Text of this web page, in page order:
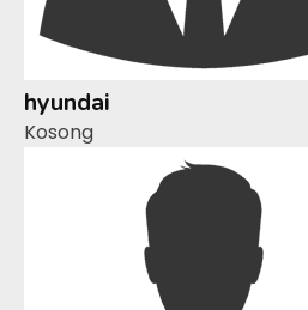
hyundai
Kosong